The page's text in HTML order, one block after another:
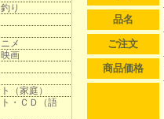
り
メ
画
（家庭）
・ＣＤ（語
品名
ご注文
商品価格